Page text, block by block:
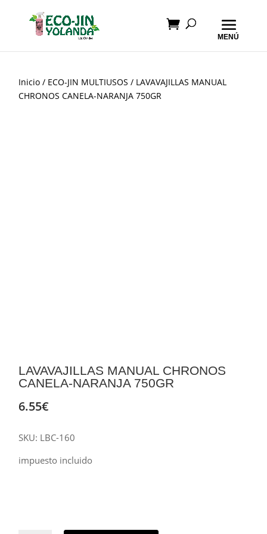
Inicio / ECO-JIN MULTIUSOS / LAVAVAJILLAS MANUAL
CHRONOS CANELA-NARANJA 750GR
LAVAVAJILLAS MANUAL CHRONOS
CANELA-NARANJA 750GR
6.55€
SKU: LBC-160
impuesto incluido